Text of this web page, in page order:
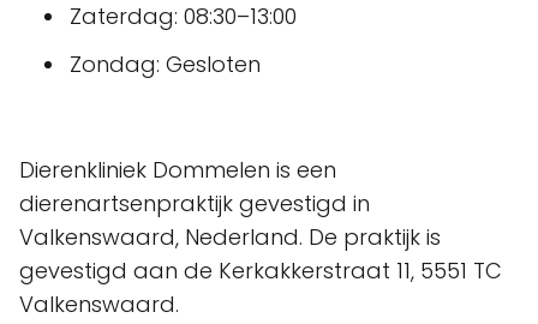
Zaterdag: 08:30–13:00
Zondag: Gesloten
Dierenkliniek Dommelen is een
dierenartsenpraktijk gevestigd in
Valkenswaard, Nederland. De praktijk is
gevestigd aan de Kerkakkerstraat 11, 5551 TC
Valkenswaard.